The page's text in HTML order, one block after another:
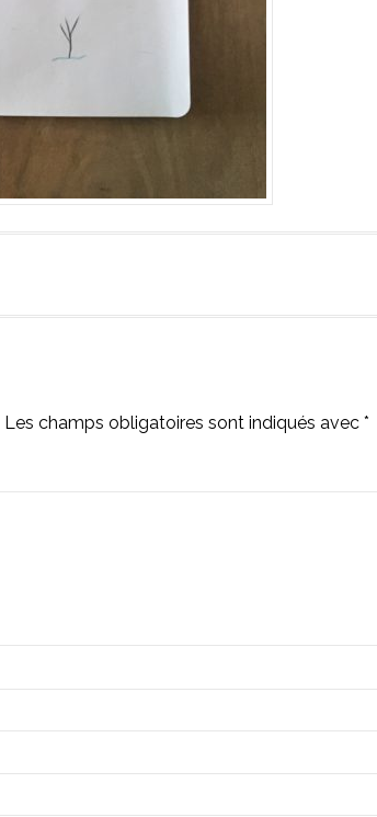
Les champs obligatoires sont indiqués avec *